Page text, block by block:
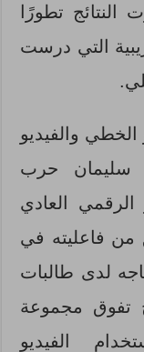
تطورًا
التي درست
الخطي والفيديو
سليمان حرب
الرقمي العادي
من فاعليته في
لدى طالبات
تفوق مجموعة
الفيديو